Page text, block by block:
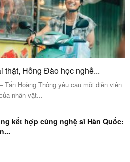
thật, Hồng Đào học nghề...
Tấn Hoàng Thông yêu cầu mỗi diễn viên
nhân vật...
kết hợp cùng nghệ sĩ Hàn Quốc: